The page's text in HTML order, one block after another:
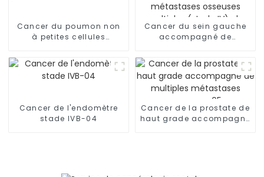
Cancer du poumon non
à petites cellules
Cancer du sein gauche
accompagné de
multiples (stade IV), de
métastases
ganglionnaires et de
lymphangite
carcinomateuse dans
les deux poumons-03
Cancer de l'endomètre
stade IVB-04
Cancer de la prostate de
haut grade accompagné